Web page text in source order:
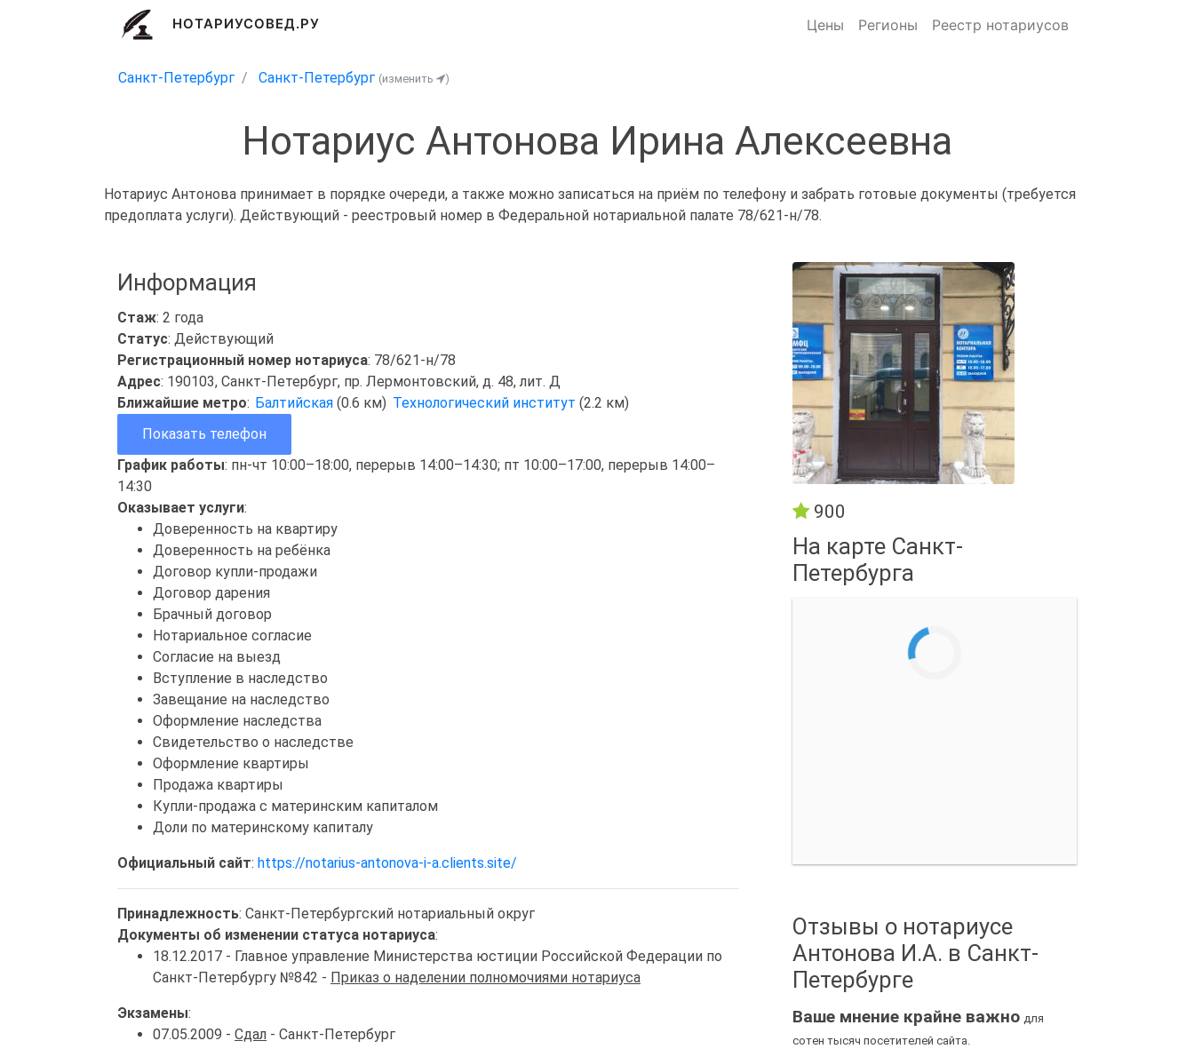
НОТАРИУСОВЕД.РУ Цены Регионы Реестр нотариусов
Санкт-Петербург Санкт-Петербург (изменить )
Нотариус Антонова Ирина Алексеевна
Нотариус Антонова принимает в порядке очереди, а также можно записаться на приём по телефону и забрать готовые документы (требуется
предоплата услуги). Действующий - реестровый номер в Федеральной нотариальной палате 78/621-н/78.
Информация
Стаж: 2 года
Статус: Действующий
Регистрационный номер нотариуса: 78/621-н/78
Адрес: 190103, Санкт-Петербург, пр. Лермонтовский, д. 48, лит. Д
Ближайшие метро: Балтийская (0.6 км) Технологический институт (2.2 км)
Показать телефон
График работы: пн-чт 10:00–18:00, перерыв 14:00–14:30; пт 10:00–17:00, перерыв 14:00–
14:30
Оказывает услуги:
Доверенность на квартиру
Доверенность на ребёнка
Договор купли-продажи
Договор дарения
Брачный договор
Нотариальное согласие
Согласие на выезд
Вступление в наследство
Завещание на наследство
Оформление наследства
Свидетельство о наследстве
Оформление квартиры
Продажа квартиры
Купли-продажа с материнским капиталом
Доли по материнскому капиталу
Официальный сайт: https://notarius-antonova-i-a.clients.site/
Принадлежность: Санкт-Петербургский нотариальный округ
Документы об изменении статуса нотариуса:
18.12.2017 - Главное управление Министерства юстиции Российской Федерации по
Санкт-Петербургу №842 - Приказ о наделении полномочиями нотариуса
Экзамены:
07.05.2009 - Сдал - Санкт-Петербург
900
На карте Санкт-
Петербурга
Отзывы о нотариусе
Антонова И.А. в Санкт-
Петербурге
Ваше мнение крайне важно для
сотен тысяч посетителей сайта.